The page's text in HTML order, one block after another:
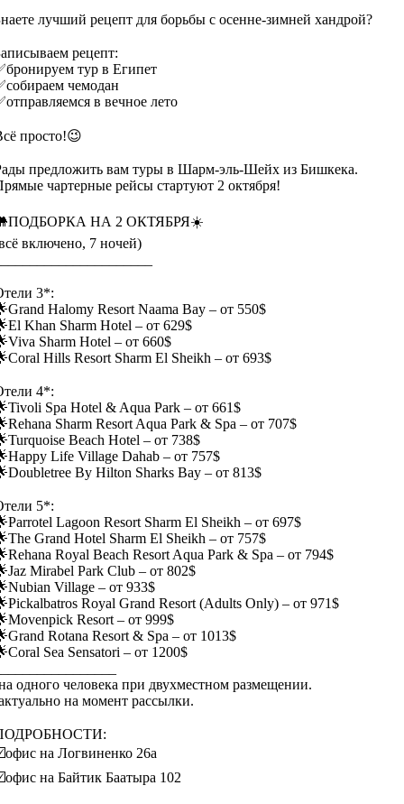
лучший рецепт для борьбы с осенне-зимней хандрой?
рецепт:
тур в Египет
чемодан
в вечное лето
просто!😉
предложить вам туры в Шарм-эль-Шейх из Бишкека.
чартерные рейсы стартуют 2 октября!
НА 2 ОКТЯБРЯ☀️
включено, 7 ночей)
3*:
Halomy Resort Naama Bay – от 550$
Khan Sharm Hotel – от 629$
Sharm Hotel – от 660$
Hills Resort Sharm El Sheikh – от 693$
4*:
Spa Hotel & Aqua Park – от 661$
Sharm Resort Aqua Park & Spa – от 707$
Beach Hotel – от 738$
Life Village Dahab – от 757$
By Hilton Sharks Bay – от 813$
5*:
Lagoon Resort Sharm El Sheikh – от 697$
Grand Hotel Sharm El Sheikh – от 757$
Royal Beach Resort Aqua Park & Spa – от 794$
Mirabel Park Club – от 802$
Village – от 933$
Royal Grand Resort (Adults Only) – от 971$
Resort – от 999$
Rotana Resort & Spa – от 1013$
Sea Sensatori – от 1200$
одного человека при двухместном размещении.
на момент рассылки.
на Логвиненко 26а
на Байтик Баатыра 102